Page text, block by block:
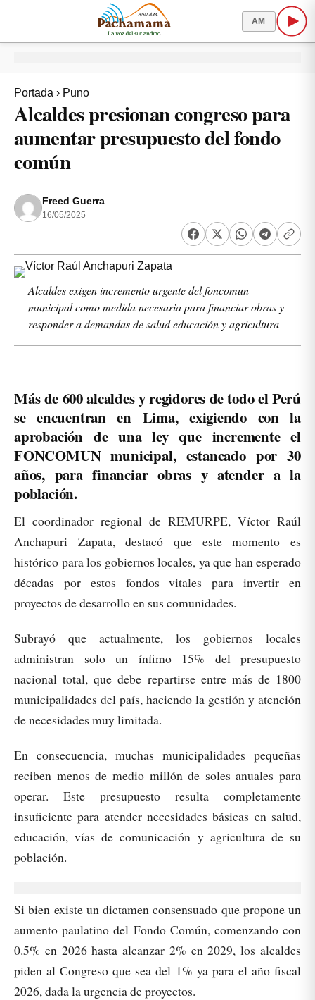
AM
Portada › Puno
Alcaldes presionan congreso para
aumentar presupuesto del fondo
común
Freed Guerra
16/05/2025
Alcaldes exigen incremento urgente del foncomun
municipal como medida necesaria para financiar obras y
responder a demandas de salud educación y agricultura
Más de 600 alcaldes y regidores de todo el Perú
se encuentran en Lima, exigiendo con la
aprobación de una ley que incremente el
FONCOMUN municipal, estancado por 30
años, para financiar obras y atender a la
población.
El coordinador regional de REMURPE, Víctor Raúl
Anchapuri Zapata, destacó que este momento es
histórico para los gobiernos locales, ya que han esperado
décadas por estos fondos vitales para invertir en
proyectos de desarrollo en sus comunidades.
Subrayó que actualmente, los gobiernos locales
administran solo un ínfimo 15% del presupuesto
nacional total, que debe repartirse entre más de 1800
municipalidades del país, haciendo la gestión y atención
de necesidades muy limitada.
En consecuencia, muchas municipalidades pequeñas
reciben menos de medio millón de soles anuales para
operar. Este presupuesto resulta completamente
insuficiente para atender necesidades básicas en salud,
educación, vías de comunicación y agricultura de su
población.
Si bien existe un dictamen consensuado que propone un
aumento paulatino del Fondo Común, comenzando con
0.5% en 2026 hasta alcanzar 2% en 2029, los alcaldes
piden al Congreso que sea del 1% ya para el año fiscal
2026, dada la urgencia de proyectos.